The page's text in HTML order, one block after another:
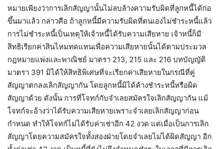
หมายเพียงว่าการเลิกสัญญานั้นไม่ลบล้างความรับผิดที่ลูกหนี้ได้ก่อ
ขึ้นมาแล้ว กล่าวคือ ถ้าลูกหนี้มีความรับผิดที่ตนเองไม่ชำระหนี้แล้ว
การไม่ชำระหนี้เป็นเหตุให้เจ้าหนี้ได้รับความเสียหาย เจ้าหนี้ก็มี
สิทธิเรียกค่าสินไหมทดแทนเพื่อความเสียหายนั้นได้ตามประมวล
กฎหมายแพ่งและพาณิชย์ มาตรา 213, 215 และ 216 บทบัญญัติ
มาตรา 391 มิได้ให้สิทธิพิเศษที่จะเรียกค่าเสียหายในกรณีที่คู่
สัญญาตกลงเลิกสัญญากัน โดยลูกหนี้มิได้ค้างชำระหนี้หรือผิด
สัญญาด้วย ดังนั้น การที่โจทก์กับจำเลยสมัครใจเลิกสัญญากัน แม้
โจทก์จะอ้างว่าได้รับความเสียหายเพราะจำเลยเลิกสัญญาก่อน
กำหนด ทำให้โจทก์ไม่ได้รับค่าเช่าอีก 42 งวด แต่เมื่อเป็นการเลิก
สัญญาโดยความสมัครใจทั้งสองฝ่ายโดยจำเลยไม่ได้ผิดสัญญา อีก